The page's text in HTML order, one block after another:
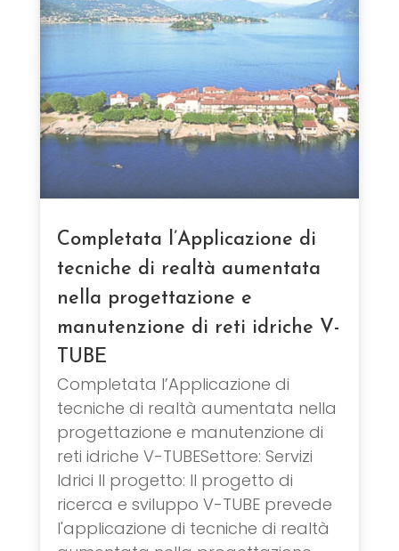
Completata l’Applicazione di
tecniche di realtà aumentata
nella progettazione e
manutenzione di reti idriche V-
TUBE
Completata l’Applicazione di
tecniche di realtà aumentata nella
progettazione e manutenzione di
reti idriche V-TUBESettore: Servizi
Idrici Il progetto: Il progetto di
ricerca e sviluppo V-TUBE prevede
l'applicazione di tecniche di realtà